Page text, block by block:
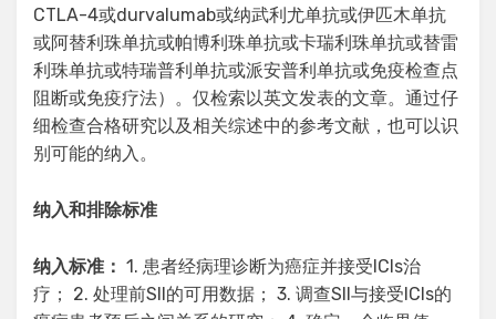
CTLA-4或durvalumab或纳武利尤单抗或伊匹木单抗
或阿替利珠单抗或帕博利珠单抗或卡瑞利珠单抗或替雷
利珠单抗或特瑞普利单抗或派安普利单抗或免疫检查点
阻断或免疫疗法）。仅检索以英文发表的文章。通过仔
细检查合格研究以及相关综述中的参考文献，也可以识
别可能的纳入。
纳入和排除标准
纳入标准： 1. 患者经病理诊断为癌症并接受ICIs治
疗； 2. 处理前SII的可用数据； 3. 调查SII与接受ICIs的